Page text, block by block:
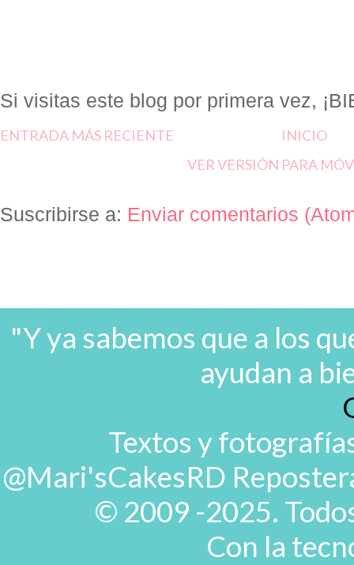
Si visitas este blog por primera vez,
ENTRADA MÁS RECIENTE
INICIO
VER VERSIÓN PARA
Suscribirse a: Enviar comentarios
"Y ya sabemos que a los
ayudan a
Textos y
@Mari'sCakesRD
© 2009 -2025.
Con la